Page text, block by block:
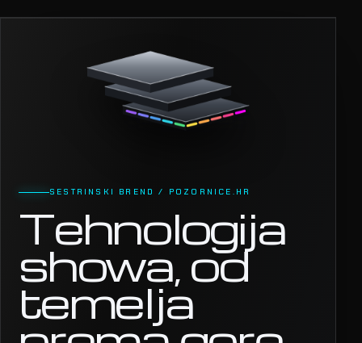
SESTRINSKI BREND / POZORNICE.HR
Tehnologija
showa, od
temelja